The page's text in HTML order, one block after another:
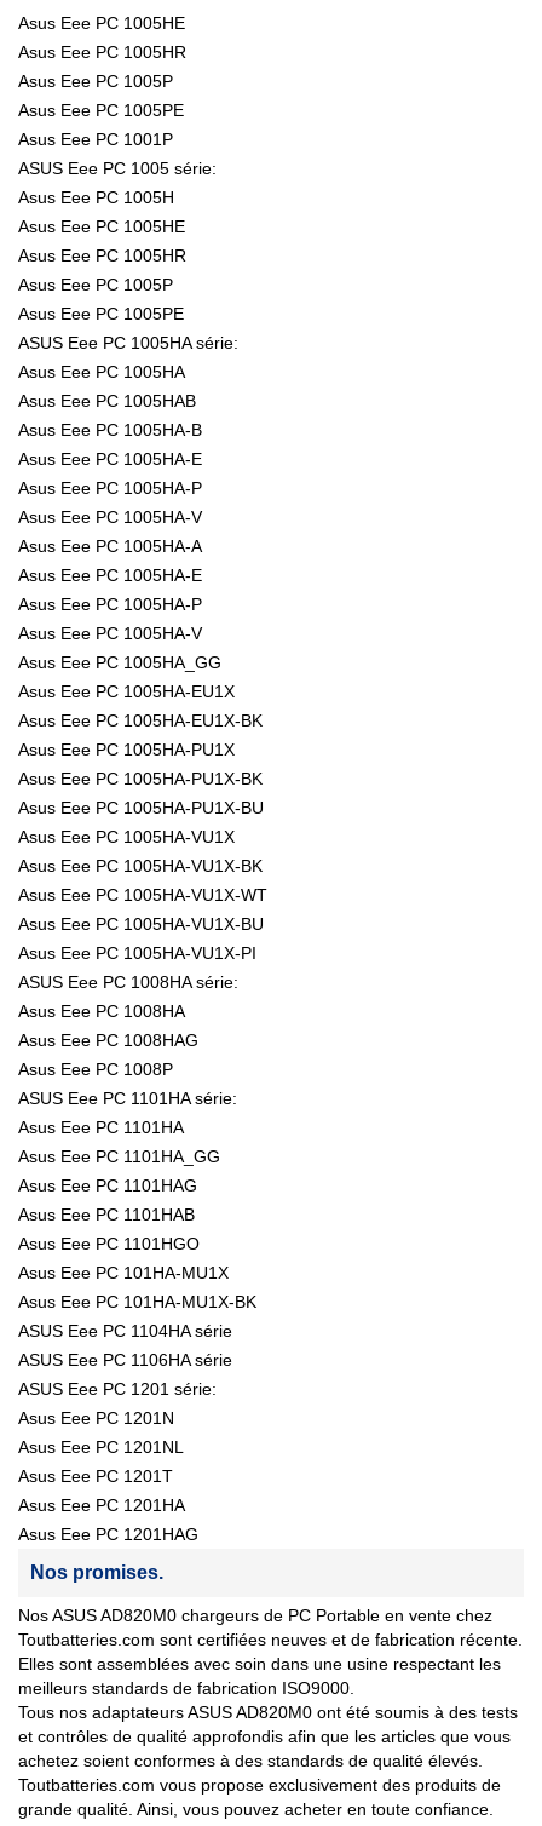
Asus Eee PC 1005HE
Asus Eee PC 1005HR
Asus Eee PC 1005P
Asus Eee PC 1005PE
Asus Eee PC 1001P
ASUS Eee PC 1005 série:
Asus Eee PC 1005H
Asus Eee PC 1005HE
Asus Eee PC 1005HR
Asus Eee PC 1005P
Asus Eee PC 1005PE
ASUS Eee PC 1005HA série:
Asus Eee PC 1005HA
Asus Eee PC 1005HAB
Asus Eee PC 1005HA-B
Asus Eee PC 1005HA-E
Asus Eee PC 1005HA-P
Asus Eee PC 1005HA-V
Asus Eee PC 1005HA-A
Asus Eee PC 1005HA-E
Asus Eee PC 1005HA-P
Asus Eee PC 1005HA-V
Asus Eee PC 1005HA_GG
Asus Eee PC 1005HA-EU1X
Asus Eee PC 1005HA-EU1X-BK
Asus Eee PC 1005HA-PU1X
Asus Eee PC 1005HA-PU1X-BK
Asus Eee PC 1005HA-PU1X-BU
Asus Eee PC 1005HA-VU1X
Asus Eee PC 1005HA-VU1X-BK
Asus Eee PC 1005HA-VU1X-WT
Asus Eee PC 1005HA-VU1X-BU
Asus Eee PC 1005HA-VU1X-PI
ASUS Eee PC 1008HA série:
Asus Eee PC 1008HA
Asus Eee PC 1008HAG
Asus Eee PC 1008P
ASUS Eee PC 1101HA série:
Asus Eee PC 1101HA
Asus Eee PC 1101HA_GG
Asus Eee PC 1101HAG
Asus Eee PC 1101HAB
Asus Eee PC 1101HGO
Asus Eee PC 101HA-MU1X
Asus Eee PC 101HA-MU1X-BK
ASUS Eee PC 1104HA série
ASUS Eee PC 1106HA série
ASUS Eee PC 1201 série:
Asus Eee PC 1201N
Asus Eee PC 1201NL
Asus Eee PC 1201T
Asus Eee PC 1201HA
Asus Eee PC 1201HAG
Nos promises.
Nos ASUS AD820M0 chargeurs de PC Portable en vente chez
Toutbatteries.com sont certifiées neuves et de fabrication récente.
Elles sont assemblées avec soin dans une usine respectant les
meilleurs standards de fabrication ISO9000.
Tous nos adaptateurs ASUS AD820M0 ont été soumis à des tests
et contrôles de qualité approfondis afin que les articles que vous
achetez soient conformes à des standards de qualité élevés.
Toutbatteries.com vous propose exclusivement des produits de
grande qualité. Ainsi, vous pouvez acheter en toute confiance.